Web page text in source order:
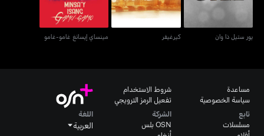
يور ستيل ذا وان كيرغيفر مينساي إيسانغ غامو-غامو
مساعدة
سياسة الخصوصية
شروط الاستخدام
تفعيل الرمز الترويجي
تابع
مسلسلات
الشركة
OSN بلس
اللغة
العربية